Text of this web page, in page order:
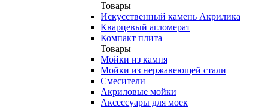
Товары
Искусственный камень Акрилика
Кварцевый агломерат
Компакт плита
Товары
Мойки из камня
Мойки из нержавеющей стали
Смесители
Акриловые мойки
Аксессуары для моек